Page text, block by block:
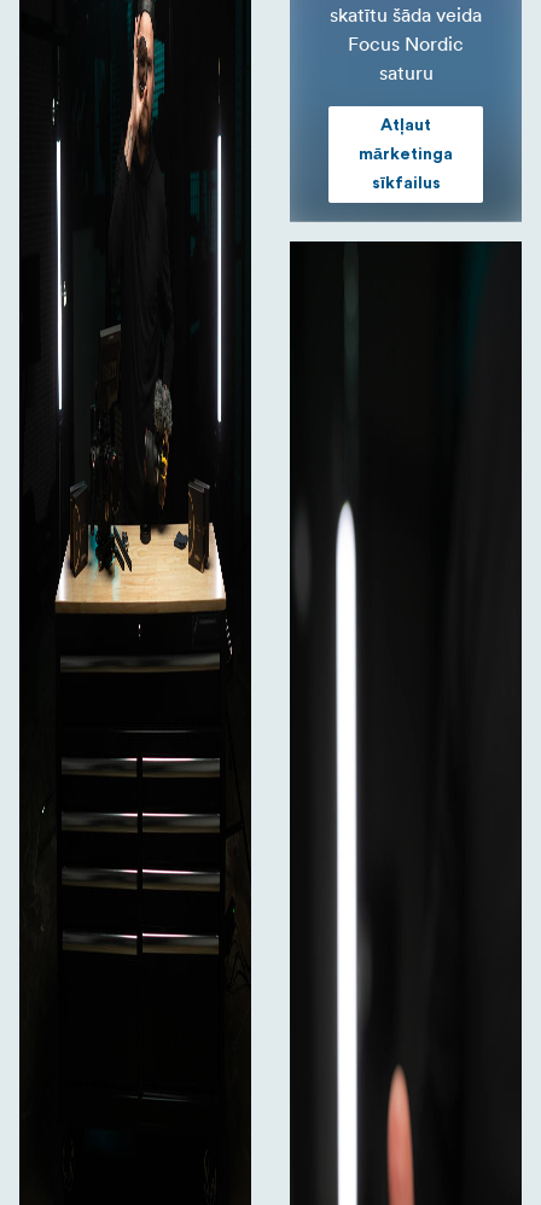
skatītu šāda veida
Focus Nordic
saturu
Atļaut
mārketinga
sīkfailus